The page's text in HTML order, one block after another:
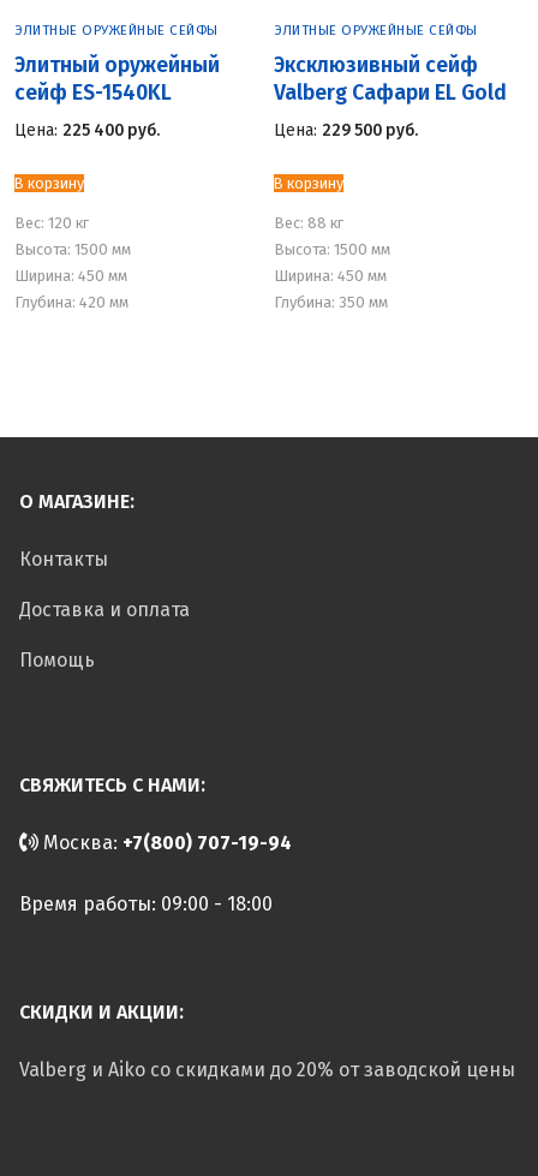
ЭЛИТНЫЕ ОРУЖЕЙНЫЕ СЕЙФЫ
Элитный оружейный
сейф ES-1540KL
Цена: 225 400 руб.
В корзину
Вес: 120 кг
Высота: 1500 мм
Ширина: 450 мм
Глубина: 420 мм
ЭЛИТНЫЕ ОРУЖЕЙНЫЕ СЕЙФЫ
Эксклюзивный сейф
Valberg Сафари EL Gold
Цена: 229 500 руб.
В корзину
Вес: 88 кг
Высота: 1500 мм
Ширина: 450 мм
Глубина: 350 мм
О МАГАЗИНЕ:
Контакты
Доставка и оплата
Помощь
СВЯЖИТЕСЬ С НАМИ:
Москва: +7(800) 707-19-94
Время работы: 09:00 - 18:00
СКИДКИ И АКЦИИ:
Valberg и Aiko со скидками до 20% от заводской цены